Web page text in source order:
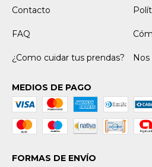
Contacto
FAQ
¿Como cuidar tus prendas?
MEDIOS DE PAGO
FORMAS DE ENVÍO